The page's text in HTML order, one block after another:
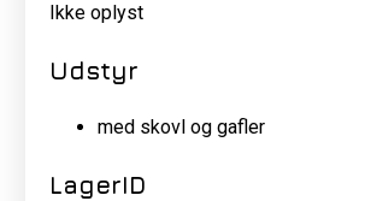
Ikke oplyst
Udstyr
med skovl og gafler
LagerID